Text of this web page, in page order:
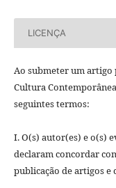
LICENÇA
Ao submeter um artigo
Cultura
seguintes termos:
I. O(s) autor(es) e o(s)
declaram concordar
publicação de artigos e